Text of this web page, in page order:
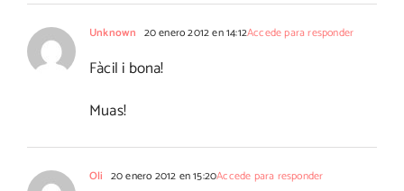
Unknown 20 enero 2012 en 14:12Accede para responder
Fàcil i bona!
Muas!
Oli 20 enero 2012 en 15:20Accede para responder